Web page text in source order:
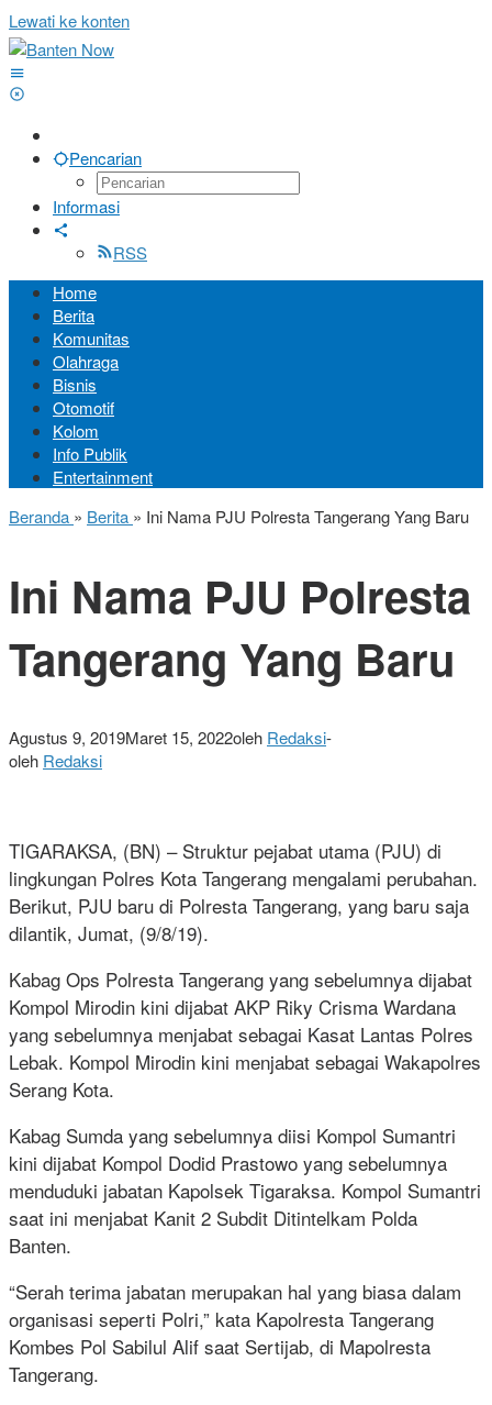
Lewati ke konten
Pencarian
Informasi
RSS
Home
Berita
Komunitas
Olahraga
Bisnis
Otomotif
Kolom
Info Publik
Entertainment
Beranda » Berita » Ini Nama PJU Polresta Tangerang Yang Baru
Ini Nama PJU Polresta
Tangerang Yang Baru
Agustus 9, 2019Maret 15, 2022oleh Redaksi-
oleh Redaksi
TIGARAKSA, (BN) – Struktur pejabat utama (PJU) di
lingkungan Polres Kota Tangerang mengalami perubahan.
Berikut, PJU baru di Polresta Tangerang, yang baru saja
dilantik, Jumat, (9/8/19).
Kabag Ops Polresta Tangerang yang sebelumnya dijabat
Kompol Mirodin kini dijabat AKP Riky Crisma Wardana
yang sebelumnya menjabat sebagai Kasat Lantas Polres
Lebak. Kompol Mirodin kini menjabat sebagai Wakapolres
Serang Kota.
Kabag Sumda yang sebelumnya diisi Kompol Sumantri
kini dijabat Kompol Dodid Prastowo yang sebelumnya
menduduki jabatan Kapolsek Tigaraksa. Kompol Sumantri
saat ini menjabat Kanit 2 Subdit Ditintelkam Polda
Banten.
“Serah terima jabatan merupakan hal yang biasa dalam
organisasi seperti Polri,” kata Kapolresta Tangerang
Kombes Pol Sabilul Alif saat Sertijab, di Mapolresta
Tangerang.